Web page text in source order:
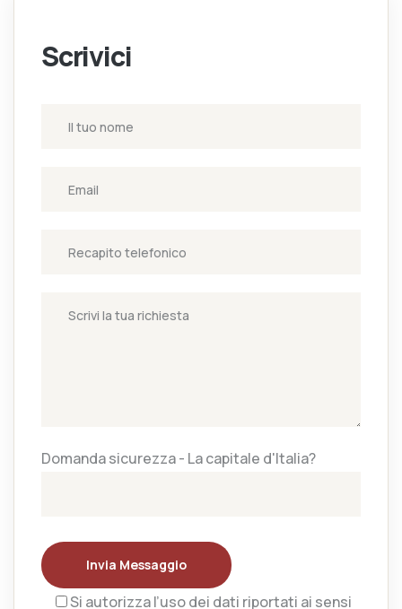
Scrivici
Domanda sicurezza - La capitale d'Italia?
Invia Messaggio
Si autorizza l’uso dei dati riportati ai sensi